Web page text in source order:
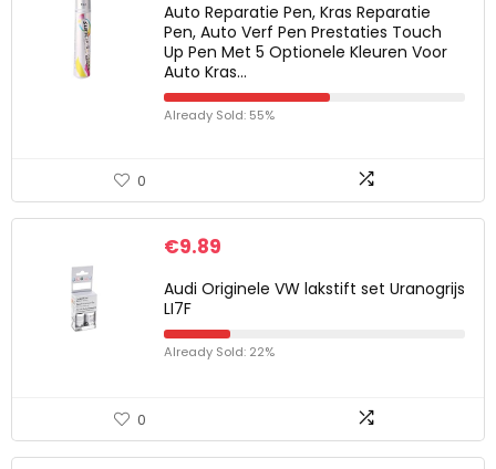
Auto Reparatie Pen, Kras Reparatie
Pen, Auto Verf Pen Prestaties Touch
Up Pen Met 5 Optionele Kleuren Voor
Auto Kras…
Already Sold: 55%
0
€9.89
Audi Originele VW lakstift set Uranogrijs
LI7F
Already Sold: 22%
0